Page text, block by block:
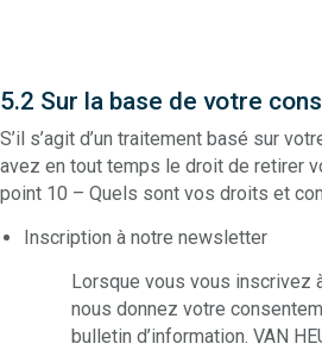
5.2 Sur la base de votre
S’il s’agit d’un traitement basé sur
avez en tout temps le droit de retirer
point 10 – Quels sont vos droits et
Inscription à notre newsletter
Lorsque vous vous inscrivez
nous donnez votre
bulletin d’information. VAN